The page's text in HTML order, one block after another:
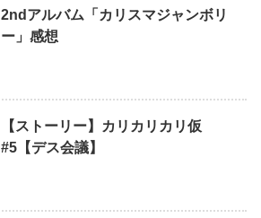
2ndアルバム「カリスマジャンボリ
ー」感想
【ストーリー】カリカリカリ仮
#5【デス会議】